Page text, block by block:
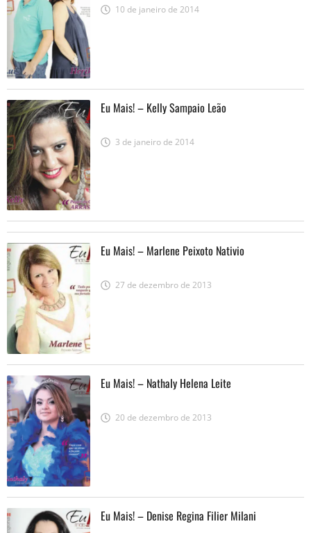
10 de janeiro de 2014
Eu Mais! – Kelly Sampaio Leão
3 de janeiro de 2014
Eu Mais! – Marlene Peixoto Nativio
27 de dezembro de 2013
Eu Mais! – Nathaly Helena Leite
20 de dezembro de 2013
Eu Mais! – Denise Regina Filier Milani